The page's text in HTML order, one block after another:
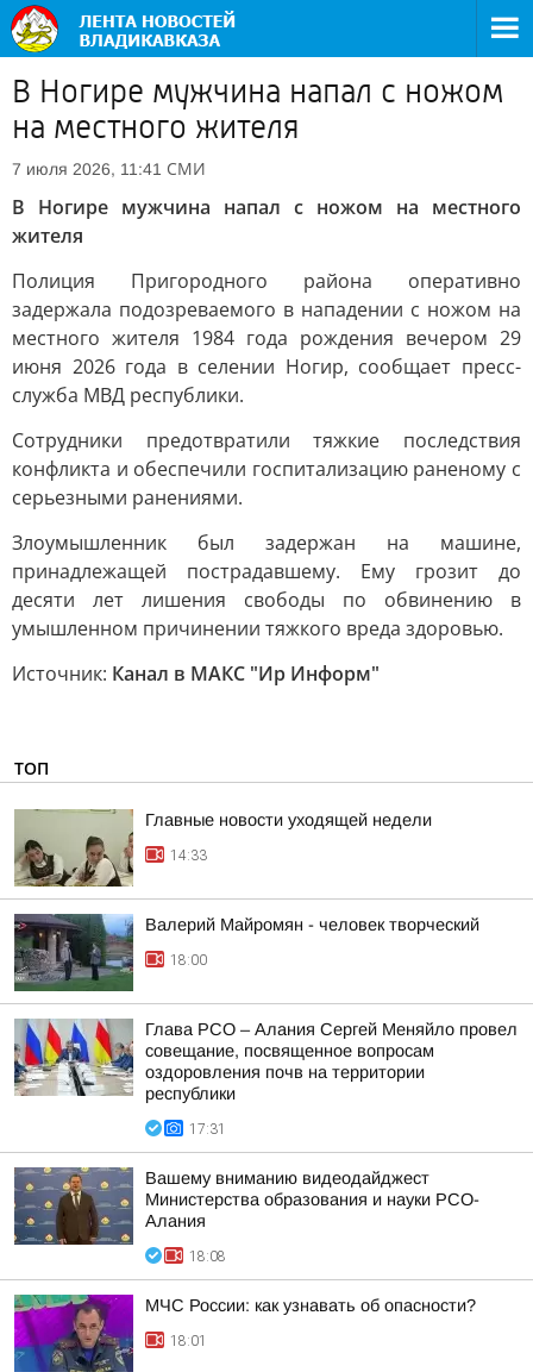
В Ногире мужчина напал с ножом
на местного жителя
7 июля 2026, 11:41 СМИ
В Ногире мужчина напал с ножом на местного
жителя
Полиция Пригородного района оперативно
задержала подозреваемого в нападении с ножом на
местного жителя 1984 года рождения вечером 29
июня 2026 года в селении Ногир, сообщает пресс-
служба МВД республики.
Сотрудники предотвратили тяжкие последствия
конфликта и обеспечили госпитализацию раненому с
серьезными ранениями.
Злоумышленник был задержан на машине,
принадлежащей пострадавшему. Ему грозит до
десяти лет лишения свободы по обвинению в
умышленном причинении тяжкого вреда здоровью.
Источник: Канал в МАКС "Ир Информ"
ТОП
Главные новости уходящей недели
14:33
Валерий Майромян - человек творческий
18:00
Глава РСО – Алания Сергей Меняйло провел
совещание, посвященное вопросам
оздоровления почв на территории
республики
17:31
Вашему вниманию видеодайджест
Министерства образования и науки РСО-
Алания
18:08
МЧС России: как узнавать об опасности?
18:01